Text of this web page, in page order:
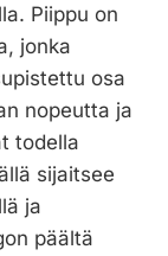
Piippu on
jonka
osa
nopeutta ja
todella
sijaitsee
ja
päältä